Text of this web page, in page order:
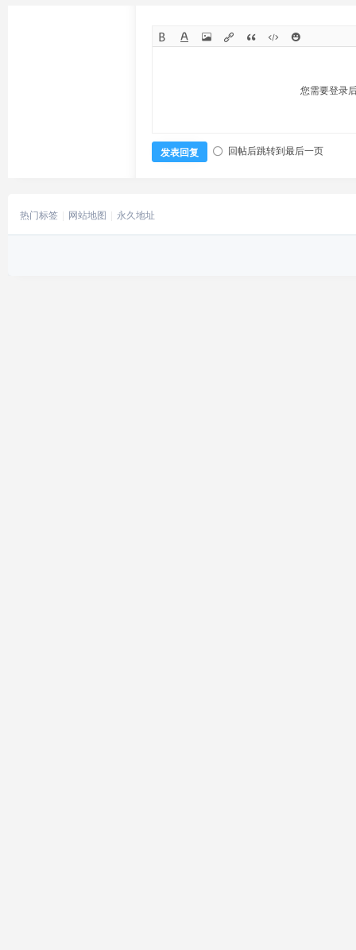
您需要登录
发表回复 回帖后跳转到最后一页
热门标签 网站地图 永久地址